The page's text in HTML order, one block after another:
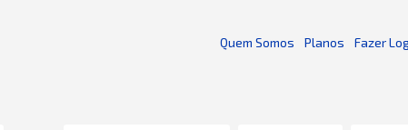
Quem Somos Planos Fazer